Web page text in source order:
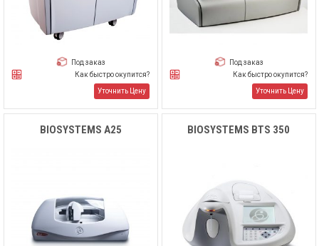
Под заказ
Как быстро окупится?
Уточнить Цену
Под заказ
Как быстро окупится?
Уточнить Цену
BIOSYSTEMS A25 BIOSYSTEMS BTS 350